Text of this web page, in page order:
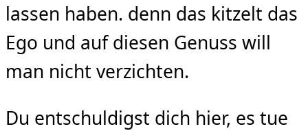
lassen haben. denn das kitzelt das
Ego und auf diesen Genuss will
man nicht verzichten.
Du entschuldigst dich hier, es tue